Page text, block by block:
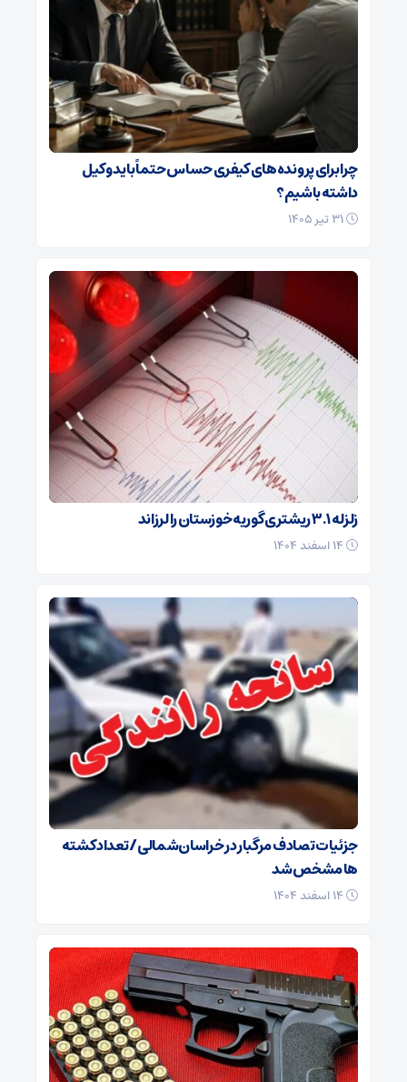
چرا برای پرونده‌های کیفری حساس حتماً باید وکیل
داشته باشیم؟
زلزله ۳.۱ ریشتری گوریه خوزستان را لرزاند
جزئیات تصادف مرگبار در خراسان‌شمالی/ تعداد کشته
ها مشخص شد